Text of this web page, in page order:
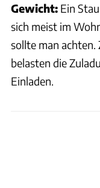
Gewicht: Ein
sich meist im
sollte man achten.
belasten die
Einladen.